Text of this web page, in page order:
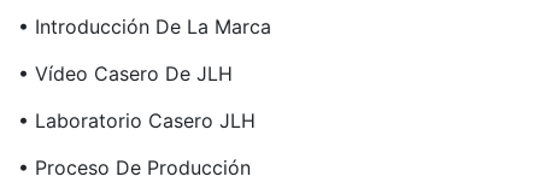
• Introducción De La Marca
• Vídeo Casero De JLH
• Laboratorio Casero JLH
• Proceso De Producción